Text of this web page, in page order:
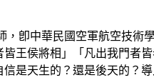
，卽中華民國空軍航空技
王侯將相」「凡出我門者
是天生的？還是後天的？